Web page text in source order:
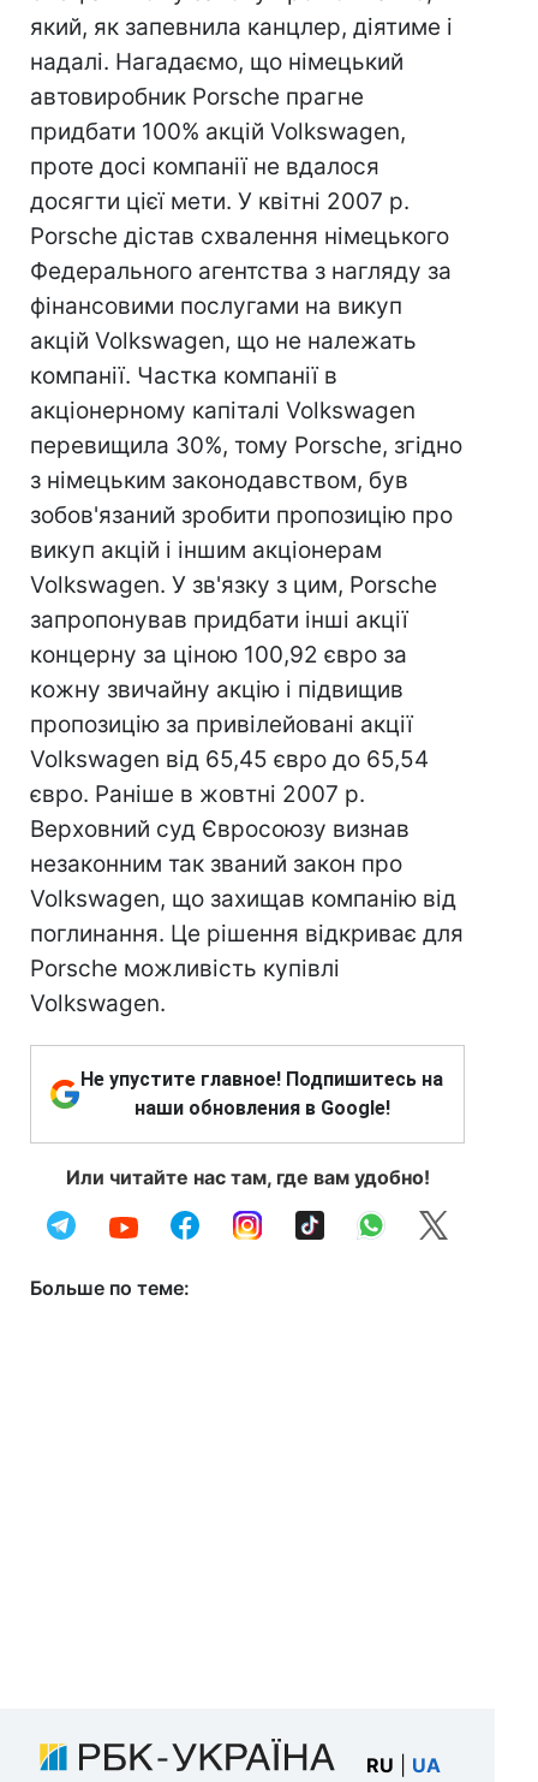
який, як запевнила канцлер, діятиме і
надалі. Нагадаємо, що німецький
автовиробник Porsche прагне
придбати 100% акцій Volkswagen,
проте досі компанії не вдалося
досягти цієї мети. У квітні 2007 р.
Porsche дістав схвалення німецького
Федерального агентства з нагляду за
фінансовими послугами на викуп
акцій Volkswagen, що не належать
компанії. Частка компанії в
акціонерному капіталі Volkswagen
перевищила 30%, тому Porsche, згідно
з німецьким законодавством, був
зобов'язаний зробити пропозицію про
викуп акцій і іншим акціонерам
Volkswagen. У зв'язку з цим, Porsche
запропонував придбати інші акції
концерну за ціною 100,92 євро за
кожну звичайну акцію і підвищив
пропозицію за привілейовані акції
Volkswagen від 65,45 євро до 65,54
євро. Раніше в жовтні 2007 р.
Верховний суд Євросоюзу визнав
незаконним так званий закон про
Volkswagen, що захищав компанію від
поглинання. Це рішення відкриває для
Porsche можливість купівлі
Volkswagen.
Не упустите главное! Подпишитесь на
наши обновления в Google!
Или читайте нас там, где вам удобно!
Больше по теме:
RU UA